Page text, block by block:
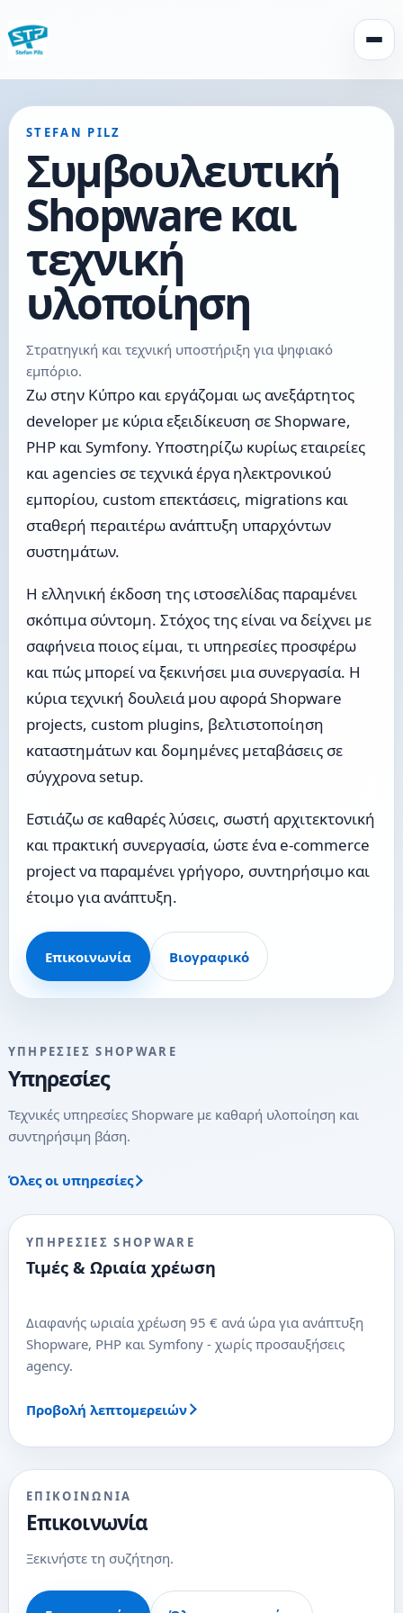
STEFAN PILZ
Συμβουλευτική
Shopware και
τεχνική
υλοποίηση
Στρατηγική και τεχνική υποστήριξη για ψηφιακό
εμπόριο.
Ζω στην Κύπρο και εργάζομαι ως ανεξάρτητος
developer με κύρια εξειδίκευση σε Shopware,
PHP και Symfony. Υποστηρίζω κυρίως εταιρείες
και agencies σε τεχνικά έργα ηλεκτρονικού
εμπορίου, custom επεκτάσεις, migrations και
σταθερή περαιτέρω ανάπτυξη υπαρχόντων
συστημάτων.
Η ελληνική έκδοση της ιστοσελίδας παραμένει
σκόπιμα σύντομη. Στόχος της είναι να δείχνει με
σαφήνεια ποιος είμαι, τι υπηρεσίες προσφέρω
και πώς μπορεί να ξεκινήσει μια συνεργασία. Η
κύρια τεχνική δουλειά μου αφορά Shopware
projects, custom plugins, βελτιστοποίηση
καταστημάτων και δομημένες μεταβάσεις σε
σύγχρονα setup.
Εστιάζω σε καθαρές λύσεις, σωστή αρχιτεκτονική
και πρακτική συνεργασία, ώστε ένα e-commerce
project να παραμένει γρήγορο, συντηρήσιμο και
έτοιμο για ανάπτυξη.
Επικοινωνία Βιογραφικό
ΥΠΗΡΕΣΊΕΣ SHOPWARE
Υπηρεσίες
Τεχνικές υπηρεσίες Shopware με καθαρή υλοποίηση και
συντηρήσιμη βάση.
Όλες οι υπηρεσίες
ΥΠΗΡΕΣΊΕΣ SHOPWARE
Τιμές & Ωριαία χρέωση
Διαφανής ωριαία χρέωση 95 € ανά ώρα για ανάπτυξη
Shopware, PHP και Symfony - χωρίς προσαυξήσεις
agency.
Προβολή λεπτομερειών
ΕΠΙΚΟΙΝΩΝΊΑ
Επικοινωνία
Ξεκινήστε τη συζήτηση.